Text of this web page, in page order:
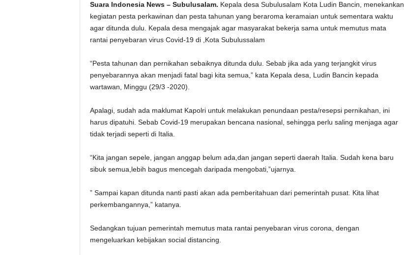
Suara Indonesia News – Subulusalam. Kepala desa Subulusalam Kota Ludin Bancin, menekankan
kegiatan pesta perkawinan dan pesta tahunan yang beraroma keramaian untuk sementara waktu
agar ditunda dulu. Kepala desa mengajak agar masyarakat bekerja sama untuk memutus mata
rantai penyebaran virus Covid-19 di ,Kota Subulussalam
“Pesta tahunan dan pernikahan sebaiknya ditunda dulu. Sebab jika ada yang terjangkit virus
penyebarannya akan menjadi fatal bagi kita semua,” kata Kepala desa, Ludin Bancin kepada
wartawan, Minggu (29/3 -2020).
Apalagi, sudah ada maklumat Kapolri untuk melakukan penundaan pesta/resepsi pernikahan, ini
harus dipatuhi. Sebab Covid-19 merupakan bencana nasional, sehingga perlu saling menjaga agar
tidak terjadi seperti di Italia.
“Kita jangan sepele, jangan anggap belum ada,dan jangan seperti daerah Italia. Sudah kena baru
sibuk semua,lebih bagus mencegah daripada mengobati,”ujarnya.
” Sampai kapan ditunda nanti pasti akan ada pemberitahuan dari pemerintah pusat. Kita lihat
perkembangannya,” katanya.
Sedangkan tujuan pemerintah memutus mata rantai penyebaran virus corona, dengan
mengeluarkan kebijakan social distancing.